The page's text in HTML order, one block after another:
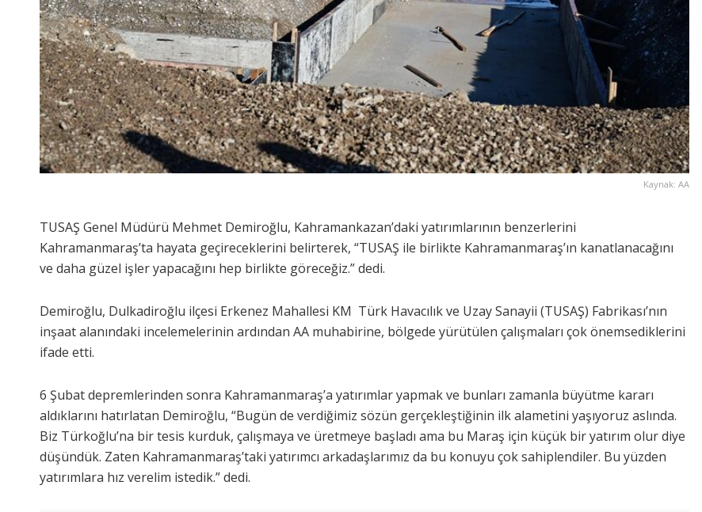
Kaynak: AA
TUSAŞ Genel Müdürü Mehmet Demiroğlu, Kahramankazan’daki yatırımlarının benzerlerini
Kahramanmaraş’ta hayata geçireceklerini belirterek, “TUSAŞ ile birlikte Kahramanmaraş’ın kanatlanacağını
ve daha güzel işler yapacağını hep birlikte göreceğiz.” dedi.
Demiroğlu, Dulkadiroğlu ilçesi Erkenez Mahallesi KM Türk Havacılık ve Uzay Sanayii (TUSAŞ) Fabrikası’nın
inşaat alanındaki incelemelerinin ardından AA muhabirine, bölgede yürütülen çalışmaları çok önemsediklerini
ifade etti.
6 Şubat depremlerinden sonra Kahramanmaraş’a yatırımlar yapmak ve bunları zamanla büyütme kararı
aldıklarını hatırlatan Demiroğlu, “Bugün de verdiğimiz sözün gerçekleştiğinin ilk alametini yaşıyoruz aslında.
Biz Türkoğlu’na bir tesis kurduk, çalışmaya ve üretmeye başladı ama bu Maraş için küçük bir yatırım olur diye
düşündük. Zaten Kahramanmaraş’taki yatırımcı arkadaşlarımız da bu konuyu çok sahiplendiler. Bu yüzden
yatırımlara hız verelim istedik.” dedi.